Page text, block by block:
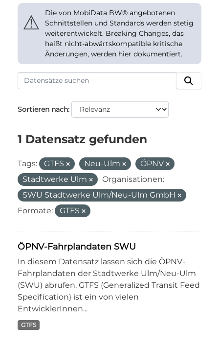
⚠
Die von MobiData BW® angebotenen
Schnittstellen und Standards werden stetig
weiterentwickelt. Breaking Changes, das
heißt nicht-abwärtskompatible kritische
Änderungen, werden hier dokumentiert.
Sortieren nach
1 Datensatz gefunden
Tags: GTFS Neu-Ulm
ÖPNV
Stadtwerke Ulm
Organisationen:
SWU Stadtwerke Ulm/Neu-Ulm GmbH
Formate:
GTFS
ÖPNV-Fahrplandaten SWU
In diesem Datensatz lassen sich die ÖPNV-
Fahrplandaten der Stadtwerke Ulm/Neu-Ulm
(SWU) abrufen. GTFS (Generalized Transit Feed
Specification) ist ein von vielen
EntwicklerInnen...
GTFS